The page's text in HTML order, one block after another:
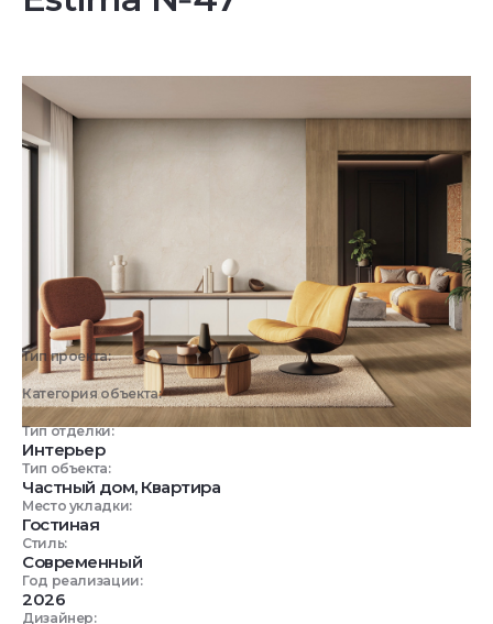
Тип проекта:
3D визуализация
Категория объекта:
Жилые объекты
Тип отделки:
Интерьер
Тип объекта:
Частный дом, Квартира
Место укладки:
Гостиная
Стиль:
Современный
Год реализации:
2026
Дизайнер: